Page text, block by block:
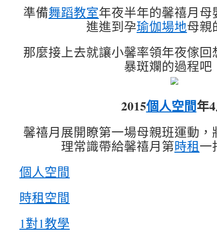
準備舞蹈教室年夜半年的馨禧月
進進到孕瑜伽場地母親
那麼接上去就讓小馨率領年夜傢
暴斑斕的過程吧
2015個人空間年
馨禧月展開瞭第一場母親班運動
理常識帶給馨禧月第時租一
個人空間
時租空間
1對1教學